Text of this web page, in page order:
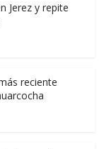
Jerez y repite
reciente